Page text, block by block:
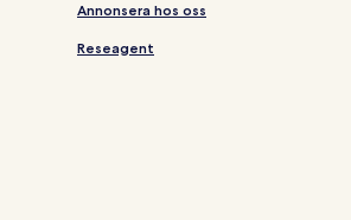
Annonsera hos oss
Reseagent